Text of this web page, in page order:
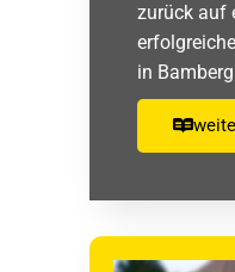
zurück auf
in